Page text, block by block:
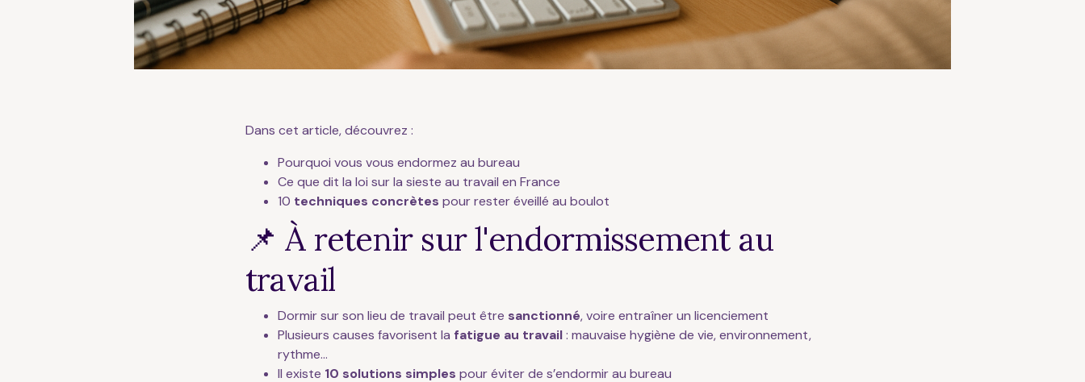
Dans cet article, découvrez :
Pourquoi vous vous endormez au bureau
Ce que dit la loi sur la sieste au travail en France
10 techniques concrètes pour rester éveillé au boulot
📌 À retenir sur l'endormissement au
travail
Dormir sur son lieu de travail peut être sanctionné, voire entraîner un licenciement
Plusieurs causes favorisent la fatigue au travail: mauvaise hygiène de vie, environnement,
rythme…
Il existe 10 solutions simples pour éviter de s’endormir au bureau